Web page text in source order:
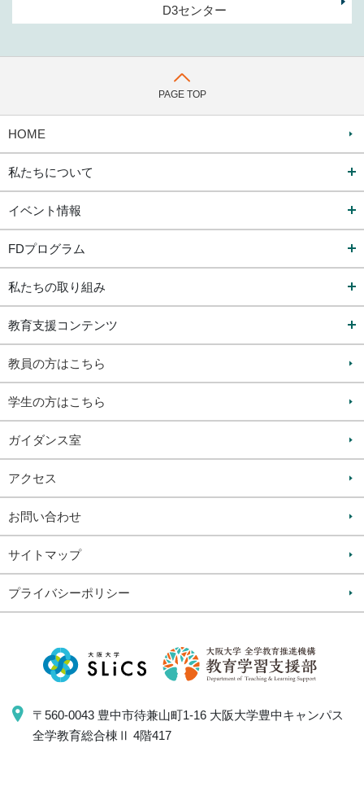
D3センター
PAGE TOP
〒560-0043 豊中市待兼山町1-16 大阪大学豊中キャンパス
全学教育総合棟Ⅱ 4階417
HOME
私たちについて
イベント情報
FDプログラム
私たちの取り組み
教育支援コンテンツ
教員の方はこちら
学生の方はこちら
ガイダンス室
アクセス
お問い合わせ
サイトマップ
プライバシーポリシー